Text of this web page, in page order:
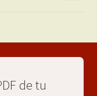
de tu